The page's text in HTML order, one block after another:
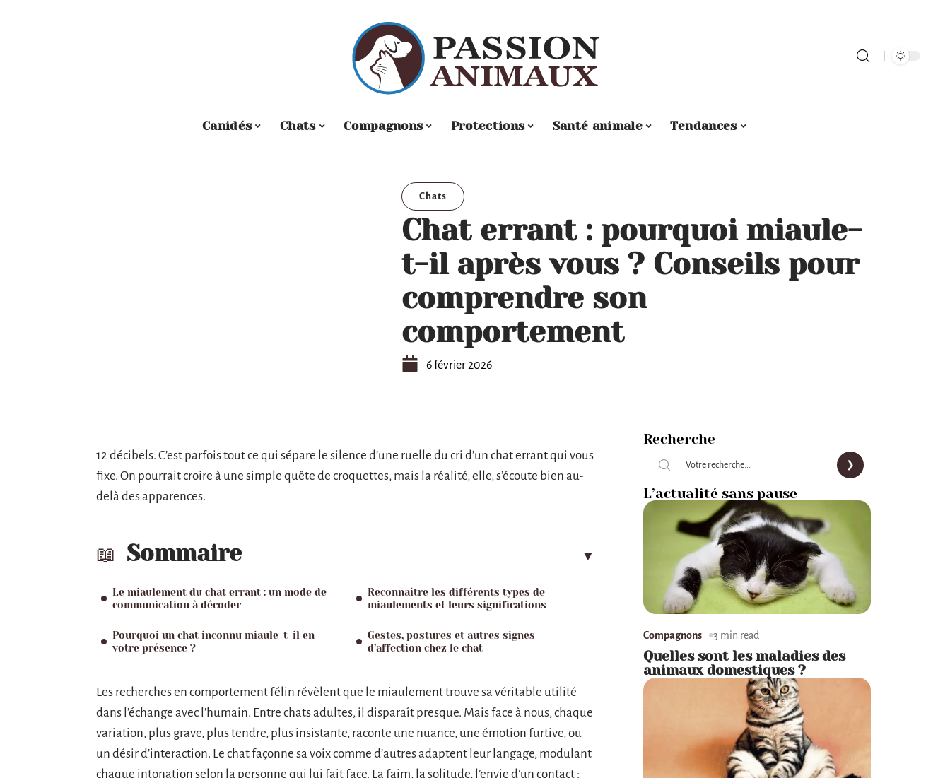
Canidés Chats Compagnons Protections Santé animale Tendances
Chats
Chat errant : pourquoi miaule-
t-il après vous ? Conseils pour
comprendre son
comportement
6 février 2026
12 décibels. C’est parfois tout ce qui sépare le silence d’une ruelle du cri d’un chat errant qui vous
fixe. On pourrait croire à une simple quête de croquettes, mais la réalité, elle, s’écoute bien au-
delà des apparences.
Sommaire
Le miaulement du chat errant : un mode de
communication à décoder
Pourquoi un chat inconnu miaule-t-il en
votre présence ?
Reconnaître les différents types de
miaulements et leurs significations
Gestes, postures et autres signes
d’affection chez le chat
Les recherches en comportement félin révèlent que le miaulement trouve sa véritable utilité
dans l’échange avec l’humain. Entre chats adultes, il disparaît presque. Mais face à nous, chaque
variation, plus grave, plus tendre, plus insistante, raconte une nuance, une émotion furtive, ou
un désir d’interaction. Le chat façonne sa voix comme d’autres adaptent leur langage, modulant
chaque intonation selon la personne qui lui fait face. La faim, la solitude, l’envie d’un contact :
Recherche
L’actualité sans pause
Compagnons 3 min read
Quelles sont les maladies des
animaux domestiques ?